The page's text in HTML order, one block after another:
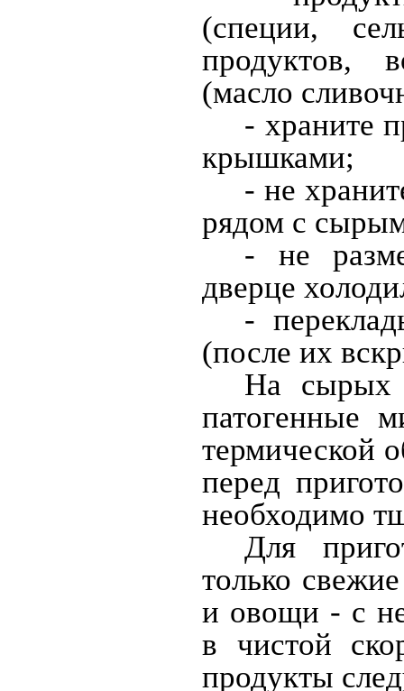
(специи,
продуктов,
(масло
- храните
крышками;
- не
рядом с
- не
дверце
-
(после их
На сырых
патогенные
термической
перед
необходимо
Для
только
и овощи - с
в чистой
продукты